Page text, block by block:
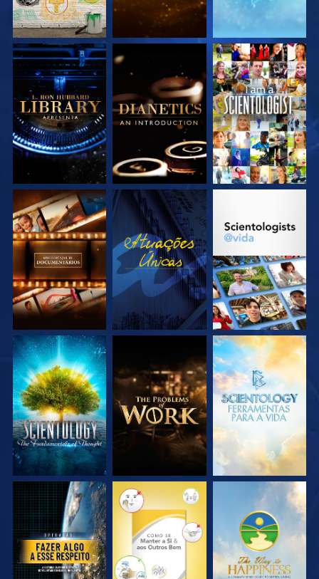
EXPLORE A SÉRIE EXPLORE A SÉRIE VEJA
EXPLORE A SÉRIE VEJA EXPLORE A SÉRIE
EXPLORE A SÉRIE EXPLORE A SÉRIE EXPLORE A SÉRIE
VEJA VEJA VEJA